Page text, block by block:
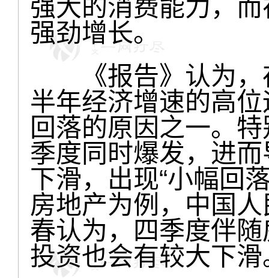
强大的消费能力，
强劲增长。
《报告》认为，
半年经济增速的高
回落的原因之一。
季度同时爆发，进
下滑，出现“小幅回
房地产为例，中国
春认为，四季度伴
投资也会有较大下滑